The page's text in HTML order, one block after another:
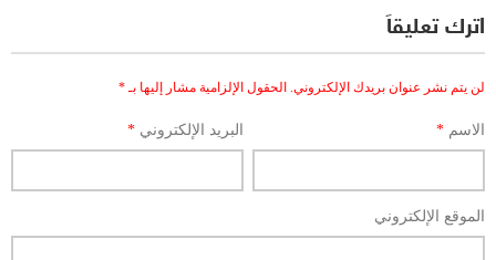
اترك تعليقاً
لن يتم نشر عنوان بريدك الإلكتروني. الحقول الإلزامية مشار إليها بـ*
الاسم * البريد الإلكتروني*
الموقع الإلكتروني